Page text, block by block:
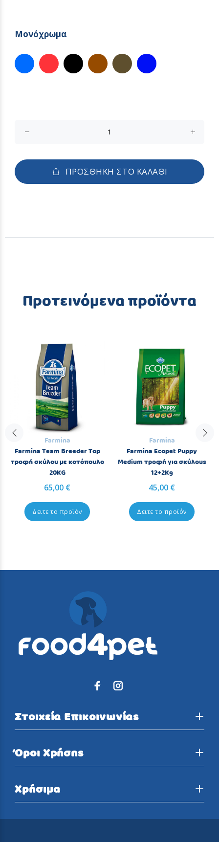
Μονόχρωμα
ΠΡΟΣΘΗΚΗ ΣΤΟ ΚΑΛΑΘΙ
Προτεινόμενα προϊόντα
Farmina
Farmina Team Breeder Top
τροφή σκύλου με κοτόπουλο
20KG
65,00 €
Δειτε το προϊόν
Farmina
Farmina Ecopet Puppy
Medium τροφή για σκύλους
12+2Kg
45,00 €
Δειτε το προϊόν
Στοιχεία Επικοινωνίας
Όροι Χρήσης
Χρήσιμα